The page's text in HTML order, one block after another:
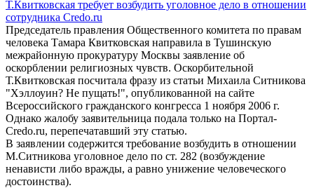
Т.Квитковская требует возбудить уголовное дело в отношении
сотрудника Credo.ru
Председатель правления Общественного комитета по правам
человека Тамара Квитковская направила в Тушинскую
межрайонную прокуратуру Москвы заявление об
оскорблении религиозных чувств. Оскорбительной
Т.Квитковская посчитала фразу из статьи Михаила Ситникова
"Хэллоуин? Не пущать!", опубликованной на сайте
Всероссийского гражданского конгресса 1 ноября 2006 г.
Однако жалобу заявительница подала только на Портал-
Credo.ru, перепечатавший эту статью.
В заявлении содержится требование возбудить в отношении
М.Ситникова уголовное дело по ст. 282 (возбуждение
ненависти либо вражды, а равно унижение человеческого
достоинства).